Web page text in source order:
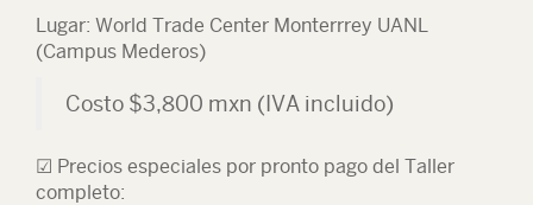
Lugar: World Trade Center Monterrrey UANL
(Campus Mederos)
Costo $3,800 mxn (IVA incluido)
☑ Precios especiales por pronto pago del Taller
completo: